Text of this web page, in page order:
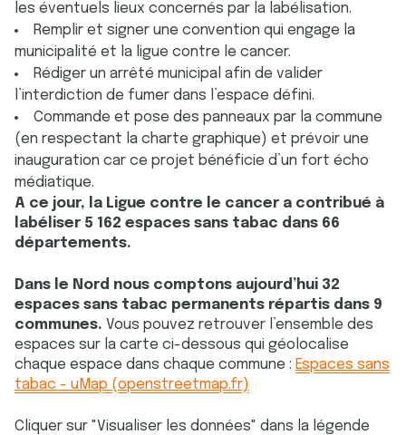
les éventuels lieux concernés par la labélisation.
Remplir et signer une convention qui engage la
municipalité et la ligue contre le cancer.
Rédiger un arrêté municipal afin de valider
l’interdiction de fumer dans l’espace défini.
Commande et pose des panneaux par la commune
(en respectant la charte graphique) et prévoir une
inauguration car ce projet bénéficie d’un fort écho
médiatique.
A ce jour, la Ligue contre le cancer a contribué à
labéliser 5 162 espaces sans tabac dans 66
départements.
Dans le Nord nous comptons aujourd’hui 32
espaces sans tabac permanents répartis dans 9
communes. Vous pouvez retrouver l’ensemble des
espaces sur la carte ci-dessous qui géolocalise
chaque espace dans chaque commune : Espaces sans
tabac - uMap (openstreetmap.fr)
Cliquer sur "Visualiser les données" dans la légende